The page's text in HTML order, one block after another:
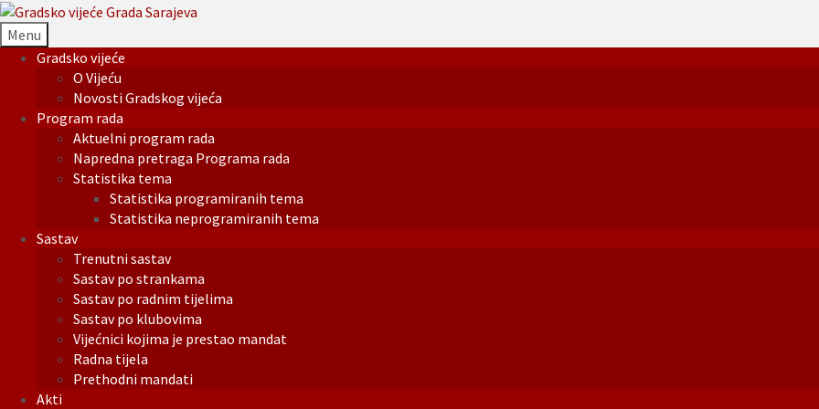
Menu
Gradsko vijeće
O Vijeću
Novosti Gradskog vijeća
Program rada
Aktuelni program rada
Napredna pretraga Programa rada
Statistika tema
Statistika programiranih tema
Statistika neprogramiranih tema
Sastav
Trenutni sastav
Sastav po strankama
Sastav po radnim tijelima
Sastav po klubovima
Vijećnici kojima je prestao mandat
Radna tijela
Prethodni mandati
Akti